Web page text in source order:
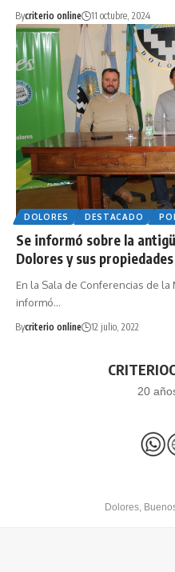
Bycriterio online 11 octubre, 2024
DOLORES DESTACADO
Se informó sobre la
Dolores y sus propiedades
En la Sala de Conferencias de
informó…
Bycriterio online 12 julio, 2022
20
Dolores,